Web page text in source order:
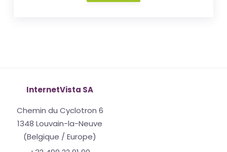
InternetVista SA
Chemin du Cyclotron 6
1348 Louvain-la-Neuve
(Belgique / Europe)